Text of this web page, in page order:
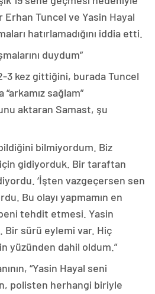
Erhan Tuncel ve Yasin Hayal
hatırlamadığını iddia etti.
duydum”
3 kez gittiğini, burada Tuncel
sağlam”
aktaran Samast, şu
bildiğini bilmiyordum. Biz
gidiyorduk. Bir taraftan
‘İşten vazgeçersen sen
Bu olayı yapmamın en
tehdit etmesi. Yasin
Bir sürü eylemi var. Hiç
yüzünden dahil oldum.”
“Yasin Hayal seni
polisten herhangi biriyle